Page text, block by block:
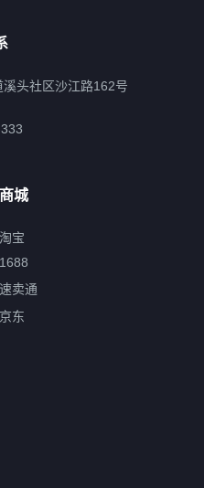
头社区沙江路162号
商城
淘宝
1688
速卖通
京东